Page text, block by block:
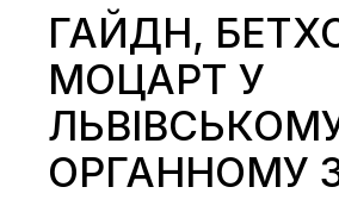
ГАЙДН,
МОЦАРТ У
ОРГАННОМУ